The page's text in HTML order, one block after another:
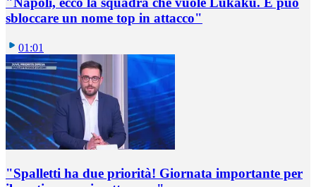
sbloccare un nome top in attacco"
01:01
"Spalletti ha due priorità! Giornata importante per